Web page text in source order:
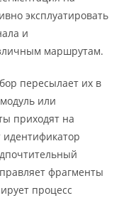
эксплуатировать
и
маршрутам.
пересылает их в
или
приходят на
фрагменты
процесс